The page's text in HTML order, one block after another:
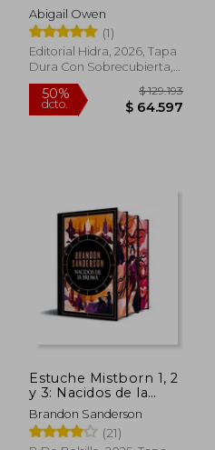
50%
dcto.
ESPECIAL LIMITADA)
Abigail Owen
(1)
Editorial Hidra, 2026, Tapa
Dura Con Sobrecubierta,
Nuevo
Estuche Mistborn 1, 2
y 3: Nacidos de la
Bruma, El Pozo de la
Ascensión, El Héroe
de las Eras
Brandon Sanderson
(21)